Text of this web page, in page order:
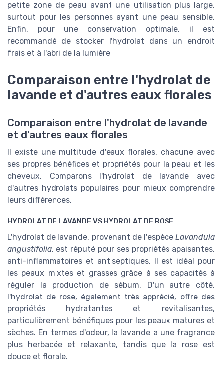
petite zone de peau avant une utilisation plus large,
surtout pour les personnes ayant une peau sensible.
Enfin, pour une conservation optimale, il est
recommandé de stocker l'hydrolat dans un endroit
frais et à l'abri de la lumière.
Comparaison entre l'hydrolat de
lavande et d'autres eaux florales
Comparaison entre l'hydrolat de lavande
et d'autres eaux florales
Il existe une multitude d'eaux florales, chacune avec
ses propres bénéfices et propriétés pour la peau et les
cheveux. Comparons l'hydrolat de lavande avec
d'autres hydrolats populaires pour mieux comprendre
leurs différences.
HYDROLAT DE LAVANDE VS HYDROLAT DE ROSE
L'hydrolat de lavande, provenant de l'espèce Lavandula
angustifolia, est réputé pour ses propriétés apaisantes,
anti-inflammatoires et antiseptiques. Il est idéal pour
les peaux mixtes et grasses grâce à ses capacités à
réguler la production de sébum. D'un autre côté,
l'hydrolat de rose, également très apprécié, offre des
propriétés hydratantes et revitalisantes,
particulièrement bénéfiques pour les peaux matures et
sèches. En termes d'odeur, la lavande a une fragrance
plus herbacée et relaxante, tandis que la rose est
douce et florale.